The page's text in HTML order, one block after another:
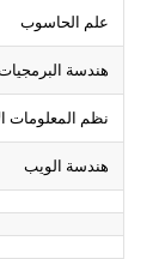
علم الحاسوب
هندسة
نظم المعلومات
هندسة الويب